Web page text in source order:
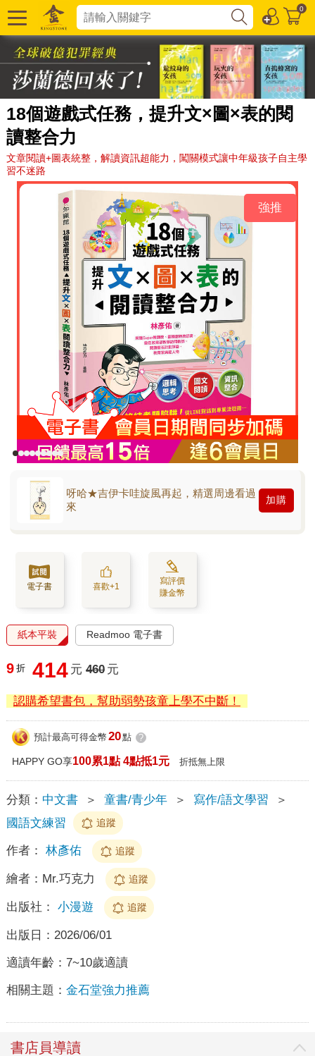
0
18個遊戲式任務，提升文×圖×表的閱
讀整合力
文章閱讀+圖表統整，解讀資訊超能力，闖關模式讓中年級孩子自主學
習不迷路
強推
呀哈★吉伊卡哇旋風再起，精選周邊看過
來
加購
電子書 喜歡+1
寫評價
賺金幣
紙本平裝 Readmoo 電子書
9 折 414 元 460 元
認購希望書包，幫助弱勢孩童上學不中斷！
預計最高可得金幣 20點 ?
HAPPY GO享100累1點 4點抵1元 折抵無上限
分類： 中文書 ＞ 童書/青少年 ＞ 寫作/語文學習
＞
國語文練習
追蹤
作者： 林彥佑 追蹤
繪者： Mr.巧克力 追蹤
出版社： 小漫遊 追蹤
出版日： 2026/06/01
適讀年齡： 7~10歲適讀
相關主題： 金石堂強力推薦
書店員導讀